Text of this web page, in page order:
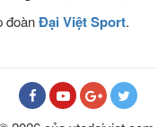
đoànĐại Việt Sport.